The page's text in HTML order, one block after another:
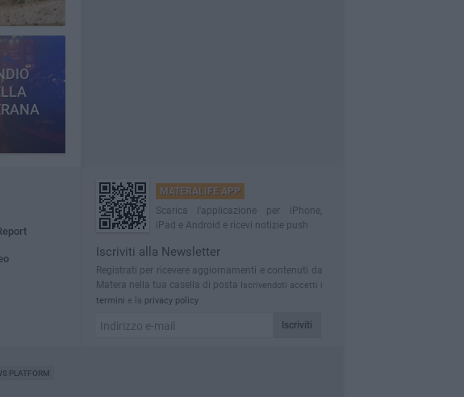
MATERALIFE APP
Scarica l'applicazione per iPhone,
iPad e Android e ricevi notizie push
Iscriviti alla Newsletter
Registrati per ricevere aggiornamenti e contenuti da
Matera nella tua casella di posta
Iscrivendoti accetti i
termini e la privacy policy
Iscriviti
PLATFORM